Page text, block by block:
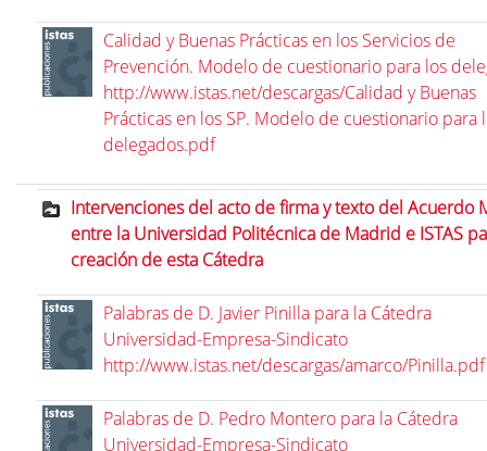
Calidad y Buenas Prácticas en los Servicios de
Prevención. Modelo de cuestionario para los
http://www.istas.net/descargas/Calidad y Buenas
Prácticas en los SP. Modelo de cuestionario para
delegados.pdf
Intervenciones del acto de firma y texto del Acuerdo
entre la Universidad Politécnica de Madrid e ISTAS
creación de esta Cátedra
Palabras de D. Javier Pinilla para la Cátedra
Universidad-Empresa-Sindicato
http://www.istas.net/descargas/amarco/Pinilla.pdf
Palabras de D. Pedro Montero para la Cátedra
Universidad-Empresa-Sindicato